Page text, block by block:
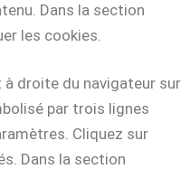
Dans la section
les cookies.
à droite du navigateur sur
par trois lignes
Cliquez sur
Dans la section